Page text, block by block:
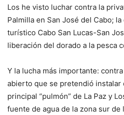
Los he visto luchar contra la
Palmilla en San José del Cabo;
turístico Cabo San Lucas-San
liberación del dorado a la pesca
Y la lucha más importante:
abierto que se pretendió instalar
principal “pulmón” de La Paz y
fuente de agua de la zona sur de